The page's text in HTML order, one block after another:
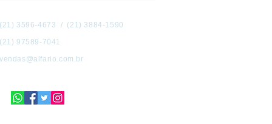
(21) 3596-4673 / (21) 3884-1590
(21) 97589-7041
vendas@alfario.com.br